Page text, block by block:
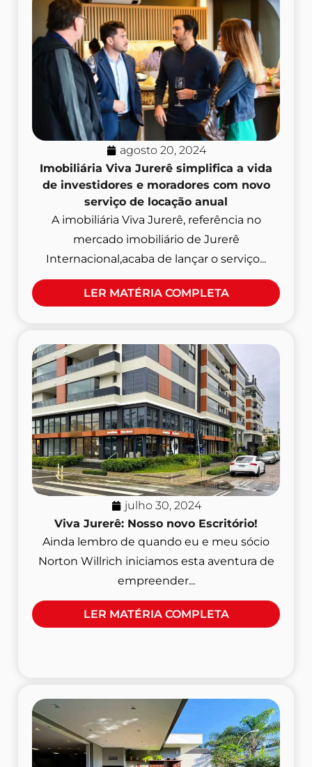
agosto 20, 2024
Imobiliária Viva Jurerê simplifica a vida
de investidores e moradores com novo
serviço de locação anual
A imobiliária Viva Jurerê, referência no
mercado imobiliário de Jurerê
Internacional,acaba de lançar o serviço...
LER MATÉRIA COMPLETA
julho 30, 2024
Viva Jurerê: Nosso novo Escritório!
Ainda lembro de quando eu e meu sócio
Norton Willrich iniciamos esta aventura de
empreender...
LER MATÉRIA COMPLETA